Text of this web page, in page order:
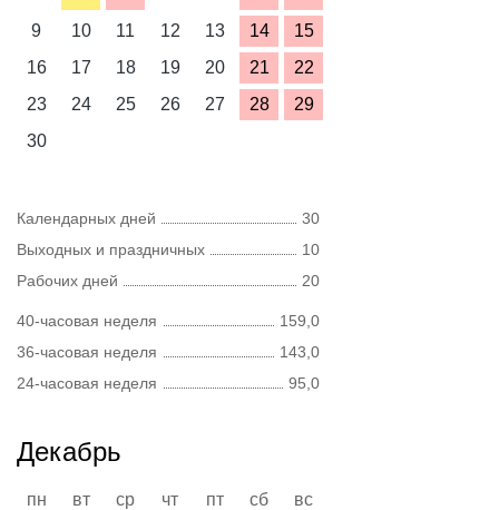
9
10 11 12 13 14
15
16
17 18 19 20 21
22
23
24 25 26 27 28
29
30
Календарных дней
30
Выходных и праздничных
10
Рабочих дней
20
40-часовая неделя
159,0
36-часовая неделя
143,0
24-часовая неделя
95,0
Декабрь
пн вт ср чт пт сб
вс